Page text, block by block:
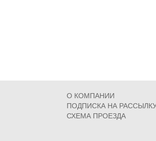
О КОМПАНИИ
ПОДПИСКА НА
СХЕМА ПРОЕЗДА